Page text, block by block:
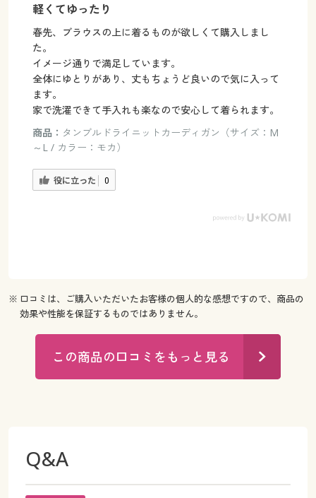
軽くてゆったり
春先、ブラウスの上に着るものが欲しくて購入しまし
た。
イメージ通りで満足しています。
全体にゆとりがあり、丈もちょうど良いので気に入って
ます。
家で洗濯できて手入れも楽なので安心して着られます。
商品： タンブルドライニットカーディガン（サイズ：M
～L / カラー：モカ）
役に立った 0
※ 口コミは、ご購入いただいたお客様の個人的な感想ですので、商品の
効果や性能を保証するものではありません。
この商品の口コミをもっと見る
Q&A